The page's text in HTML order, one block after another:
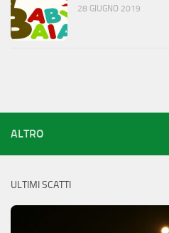
28 GIUGNO 2019
ALTRO
ULTIMI SCATTI